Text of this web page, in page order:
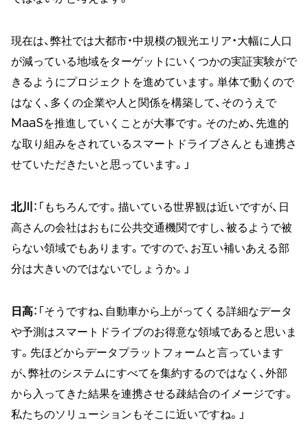
現在は、弊社では大都市・中規模の観光エリア・大幅に人口
が減っている地域をターゲットにいくつかの実証実験がで
きるようにプロジェクトを進めています。単体で動くので
はなく、多くの企業や人と関係を構築して、そのうえで
MaaSを推進していくことが大事です。そのため、先進的
な取り組みをされているスマートドライブさんとも連携さ
せていただきたいと思っています。」
北川
：「もちろんです。描いている世界観は近いですが、日
高さんの会社はおもに公共交通機関ですし、被るようで被
らない領域でもあります。ですので、お互い補いあえる部
分は大きいのではないでしょうか。」
日高：「そうですね、自動車から上がってくる詳細なデータ
や予測はスマートドライブのお得意な領域であると思いま
す。先ほどからデータプラットフォームと言っています
が、弊社のシステムにすべてを集約するのではなく、外部
から入ってきた結果を連携させる疎結合のイメージです。
私たちのソリューションもそこに近いですね。」